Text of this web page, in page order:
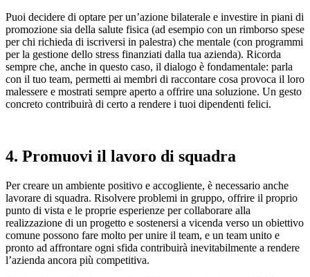
Puoi decidere di optare per un’azione bilaterale e investire in piani di
promozione sia della salute fisica (ad esempio con un rimborso spese
per chi richieda di iscriversi in palestra) che mentale (con programmi
per la gestione dello stress finanziati dalla tua azienda). Ricorda
sempre che, anche in questo caso, il dialogo è fondamentale: parla
con il tuo team, permetti ai membri di raccontare cosa provoca il loro
malessere e mostrati sempre aperto a offrire una soluzione. Un gesto
concreto contribuirà di certo a rendere i tuoi dipendenti felici.
4. Promuovi il lavoro di squadra
Per creare un ambiente positivo e accogliente, è necessario anche
lavorare di squadra. Risolvere problemi in gruppo, offrire il proprio
punto di vista e le proprie esperienze per collaborare alla
realizzazione di un progetto e sostenersi a vicenda verso un obiettivo
comune possono fare molto per unire il team, e un team unito e
pronto ad affrontare ogni sfida contribuirà inevitabilmente a rendere
l’azienda ancora più competitiva.